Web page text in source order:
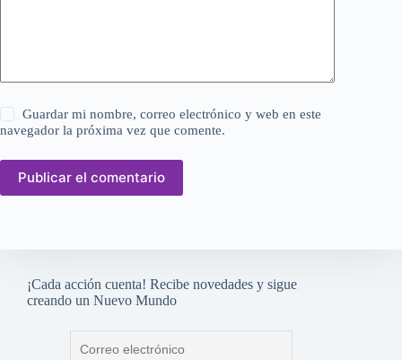
Guardar mi nombre, correo electrónico y web en este
navegador la próxima vez que comente.
Publicar el comentario
¡Cada acción cuenta! Recibe novedades y sigue
creando un Nuevo Mundo